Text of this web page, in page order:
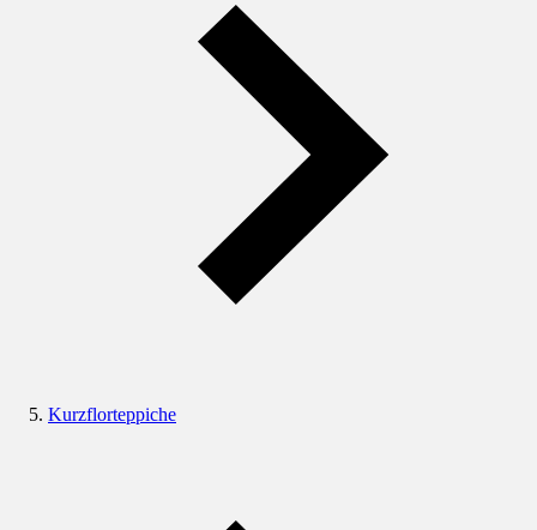
Kurzflorteppiche